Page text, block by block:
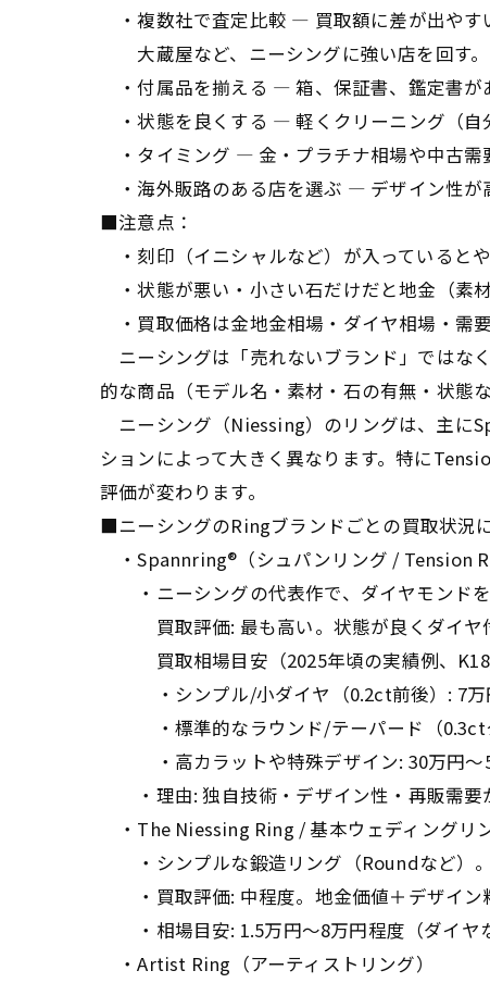
・複数社で査定比較 — 買取額に差が出やす
大蔵屋など、ニーシングに強い店を回す。
・付属品を揃える — 箱、保証書、鑑定書が
・状態を良くする — 軽くクリーニング（自
・タイミング — 金・プラチナ相場や中古需
・海外販路のある店を選ぶ — デザイン性が
■注意点：
・刻印（イニシャルなど）が入っているとや
・状態が悪い・小さい石だけだと地金（素
・買取価格は金地金相場・ダイヤ相場・需
ニーシングは「売れないブランド」ではな
的な商品（モデル名・素材・石の有無・状態
ニーシング（Niessing）のリングは、主に
ションによって大きく異なります。特に
評価が変わります。
■ニーシングのRingブランドごとの買取状況
・Spannring®（シュパンリング / Tension
・ニーシングの代表作で、ダイヤモンドを
買取評価: 最も高い。状態が良くダイヤ付
買取相場目安（2025年頃の実績例、
・シンプル/小ダイヤ（0.2ct前後）: 7万
・標準的なラウンド/テーパード（0.3ctク
・高カラットや特殊デザイン: 30万円〜50
・理由: 独自技術・デザイン性・再販需要
・The Niessing Ring / 基本ウェディングリ
・シンプルな鍛造リング（Roundなど）。
・買取評価: 中程度。地金価値＋デザイン
・相場目安: 1.5万円〜8万円程度（ダイヤ
・Artist Ring（アーティストリング）